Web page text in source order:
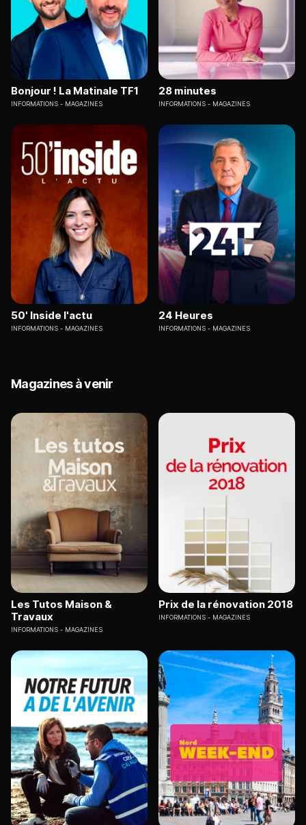
Bonjour ! La Matinale TF1
INFORMATIONS MAGAZINES
28 minutes
INFORMATIONS MAGAZINES
50' Inside l'actu
INFORMATIONS MAGAZINES
24 Heures
INFORMATIONS MAGAZINES
Magazines à venir
Les Tutos Maison &
Travaux
INFORMATIONS MAGAZINES
Prix de la rénovation 2018
INFORMATIONS MAGAZINES